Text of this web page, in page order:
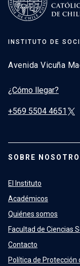
INSTITUTO DE
Avenida Vicuña
¿Cómo llegar?
+569 5504 4651
SOBRE
El Instituto
Académicos
Quiénes somos
Facultad de Ciencias
Contacto
Política de Protección